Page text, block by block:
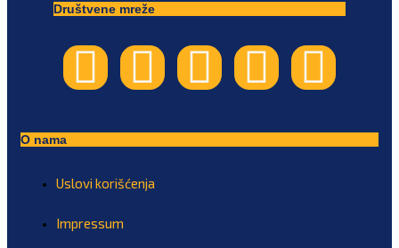
Društvene mreže
O nama
Uslovi korišćenja
Impressum